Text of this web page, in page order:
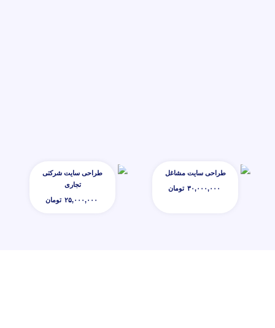
طراحی سایت مشاغل
تومان
طراحی سایت شرکتی
تجاری
تومان